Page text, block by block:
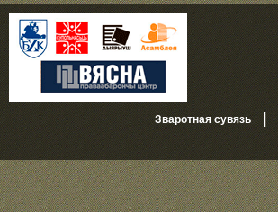
Зваротная сувязь|